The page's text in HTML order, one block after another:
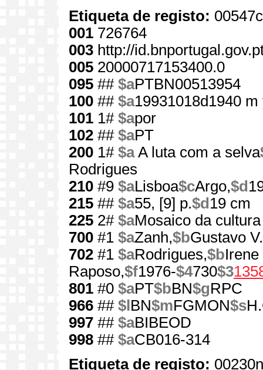
Etiqueta de registo:
001 726764
003 http://
005 20000717153400.0
095 ## $aPTBN00513954
100 ## $a19931018d1940
101 1# $apor
102 ## $aPT
200 1# $aA luta com a selva
Rodrigues
210 #9 $aLisboa$cArgo,$d
215 ## $a55, [9] p.$d 19 cm
225 2# $aMosaico da cultura
700 #1 $aZanh,$bGustavo V.
702 #1 $aRodrigues,$b
Raposo,$f1976-$4730$3
801 #0 $aPT$bBN$gRPC
966 ## $l BN$mFGMON$s
997 ## $aBIBEOD
998 ## $aCB016-314
Etiqueta de registo: